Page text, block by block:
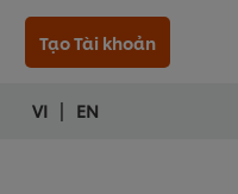
Tạo Tài khoản
VI | EN